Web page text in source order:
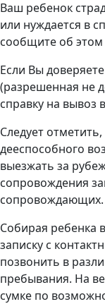
Ваш ребенок
или нуждается в
сообщите об
Если Вы
(разрешенная не
справку на вывоз
Следует
дееспособного
выезжать за
сопровождения
сопровождающих.
Собирая ребенка
записку с
позвонить в
пребывания. На
сумке по